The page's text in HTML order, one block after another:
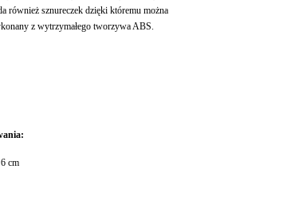
również sznureczek dzięki któremu można
z wytrzymałego tworzywa ABS.
cm